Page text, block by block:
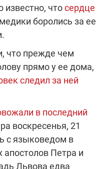
чтосердце
боролись за ее
что прежде чем
прямо у ее дома,
следил за ней
в последний
воскресенья, 21
с языковедом в
апостолов Петра и
Львова едва